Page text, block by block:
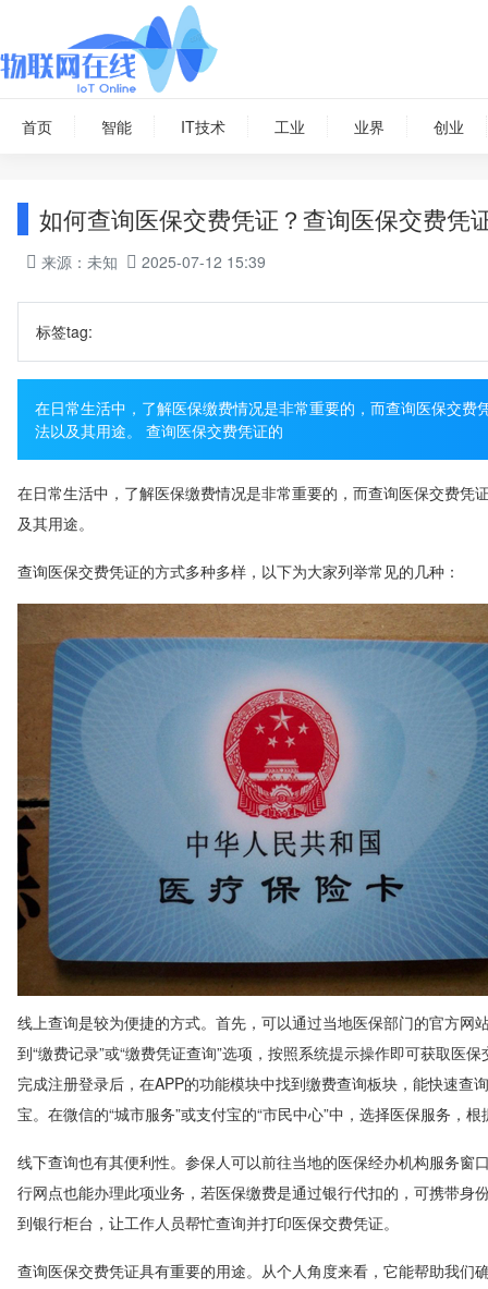
首页 智能 IT技术 工业 业界 创业
如何查询医保交费凭证？查询医保交费凭
来源：未知 2025-07-12 15:39
标签tag:
在日常生活中，了解医保缴费情况是非常重要的，而查询医保交
法以及其用途。 查询医保交费凭证的
在日常生活中，了解医保缴费情况是非常重要的，而查询医保交费
及其用途。
查询医保交费凭证的方式多种多样，以下为大家列举常见的几种：
线上查询是较为便捷的方式。首先，可以通过当地医保部门的官方
到“缴费记录”或“缴费凭证查询”选项，按照系统提示操作即可获取医
完成注册登录后，在APP的功能模块中找到缴费查询板块，能快速
宝。在微信的“城市服务”或支付宝的“市民中心”中，选择医保服务，
线下查询也有其便利性。参保人可以前往当地的医保经办机构服务
行网点也能办理此项业务，若医保缴费是通过银行代扣的，可携带
到银行柜台，让工作人员帮忙查询并打印医保交费凭证。
查询医保交费凭证具有重要的用途。从个人角度来看，它能帮助我